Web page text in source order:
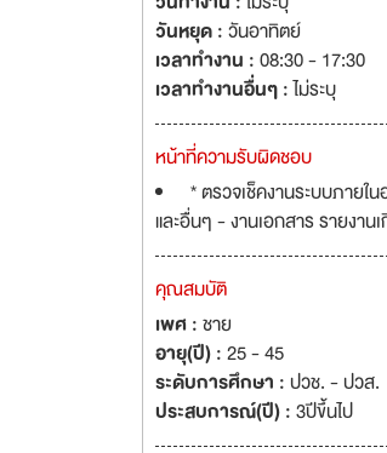
วันหยุด :วันอาทิตย์
เวลาทำงาน :08:30 - 17:30
เวลาทำงานอื่นๆ :ไม่ระบุ
หน้าที่ความรับผิดชอบ
* ตรวจเช็คงานระบบภาย
และอื่นๆ - งานเอกสาร รายงา
คุณสมบัติ
เพศ :ชาย
อายุ(ปี) :25 - 45
ระดับการศึกษา :ปวช. - ปวส.
ประสบการณ์(ปี) :3ปีขึ้นไป